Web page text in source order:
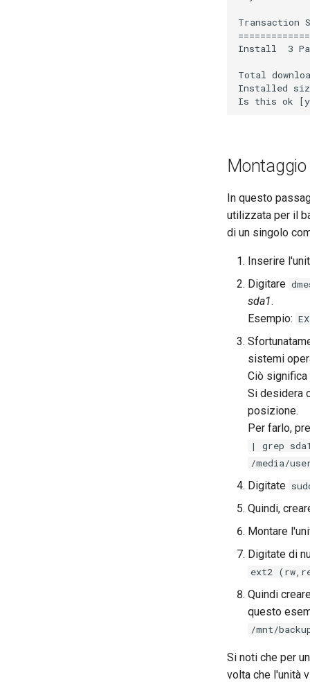
Transaction
Install  3
Total
Installed
In questo
utilizzata per il
di un singolo
Inserire
Digitare
sda1.
Esempio:
sistemi
Ciò significa
Si desidera
posizione.
Per farlo,
| grep sda1
/media/
Digitate
Quindi,
Montare
Digitate di
ext2
Quindi
questo
/mnt/
Si noti che per
volta che l'unità